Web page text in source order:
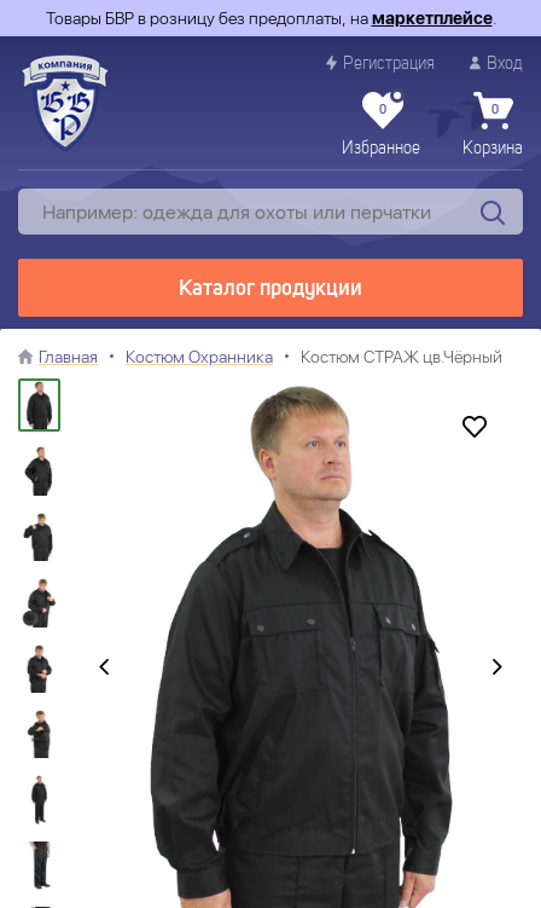
Товары БВР в розницу без предоплаты, намаркетплейсе.
Регистрация Вход
0
Избранное
0
Корзина
Каталог продукции
Главная Костюм Охранника Костюм СТРАЖ цв.Чёрный